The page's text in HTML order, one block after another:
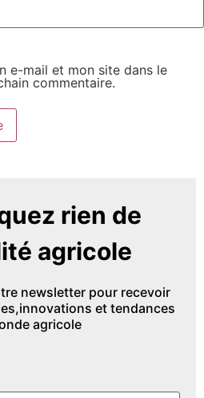
e-mail et mon site dans le
commentaire.
rien de
agricole
newsletter pour recevoir
et tendances
agricole